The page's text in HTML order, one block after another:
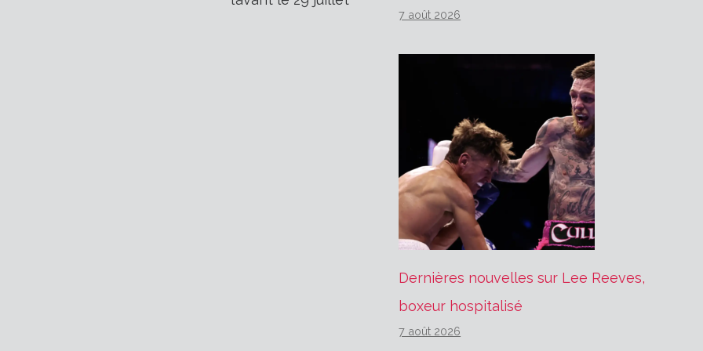
7 août 2026
Dernières nouvelles sur Lee Reeves,
boxeur hospitalisé
7 août 2026